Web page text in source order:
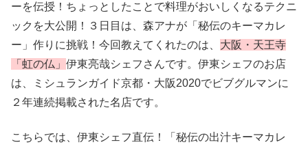
ーを伝授！ちょっとしたことで料理がおいしくなるテクニ
ックを大公開！３日目は、森アナが「秘伝のキーマカレ
ー」作りに挑戦！今回教えてくれたのは、 大阪・天王寺
「虹の仏」 伊東亮哉シェフさんです。伊東シェフのお店
は、ミシュランガイド京都・大阪2020でビブグルマンに
２年連続掲載された名店です。
こちらでは、伊東シェフ直伝！「秘伝の出汁キーマカレ